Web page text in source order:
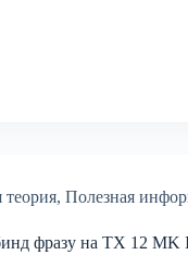
,Полезная
фразу на TX 12 MK